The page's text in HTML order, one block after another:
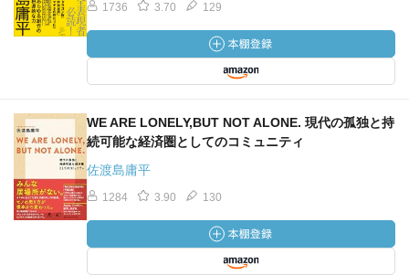
1736 3.70 129
WE ARE LONELY,BUT NOT ALONE. 現代の孤独と持
続可能な経済圏としてのコミュニティ
佐渡島庸平
1284 3.90 130